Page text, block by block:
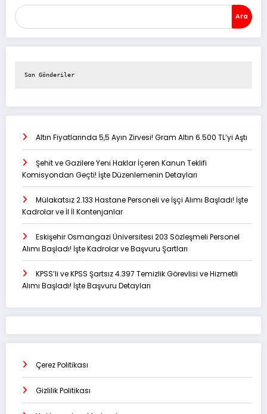
Ara
Son Gönderiler
Altın Fiyatlarında 5,5 Ayın Zirvesi! Gram Altın 6.500 TL’yi Aştı
Şehit ve Gazilere Yeni Haklar İçeren Kanun Teklifi
Komisyondan Geçti! İşte Düzenlemenin Detayları
Mülakatsız 2.133 Hastane Personeli ve İşçi Alımı Başladı! İşte
Kadrolar ve İl İl Kontenjanlar
Eskişehir Osmangazi Üniversitesi 203 Sözleşmeli Personel
Alımı Başladı! İşte Kadrolar ve Başvuru Şartları
KPSS’li ve KPSS Şartsız 4.397 Temizlik Görevlisi ve Hizmetli
Alımı Başladı! İşte Başvuru Detayları
Çerez Politikası
Gizlilik Politikası